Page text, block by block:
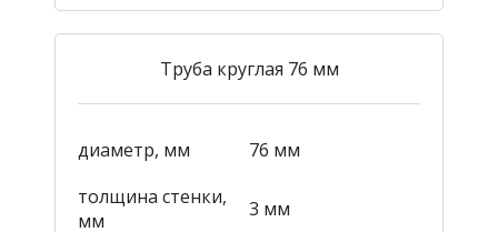
Труба круглая 76 мм
диаметр, мм
76 мм
толщина стенки,
мм
3 мм